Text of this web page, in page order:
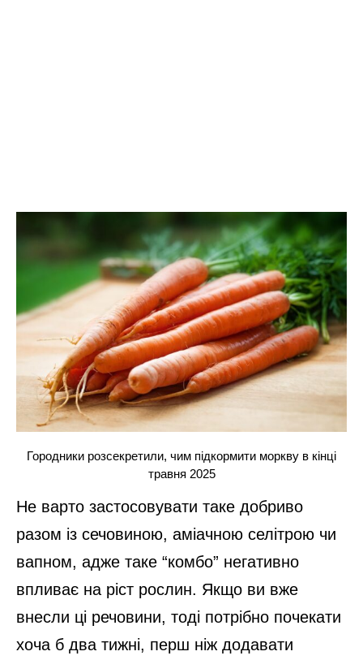
Городники розсекретили, чим підкормити моркву в кінці
травня 2025
Не варто застосовувати таке добриво
разом із сечовиною, аміачною селітрою чи
вапном, адже таке “комбо” негативно
впливає на ріст рослин. Якщо ви вже
внесли ці речовини, тоді потрібно почекати
хоча б два тижні, перш ніж додавати